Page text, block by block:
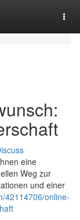
eine
Weg zur
und einer
42114706/online-